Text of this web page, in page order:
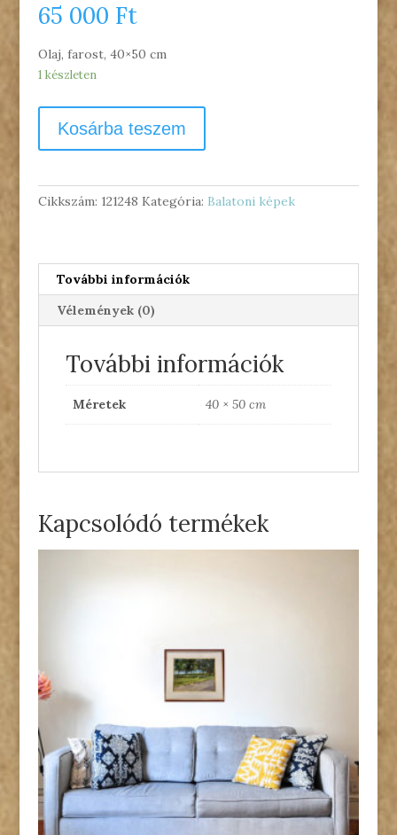
65 000 Ft
Olaj, farost, 40×50 cm
1 készleten
Kosárba teszem
Cikkszám: 121248 Kategória: Balatoni képek
További információk
Vélemények (0)
További információk
Méretek 40 × 50 cm
Kapcsolódó termékek